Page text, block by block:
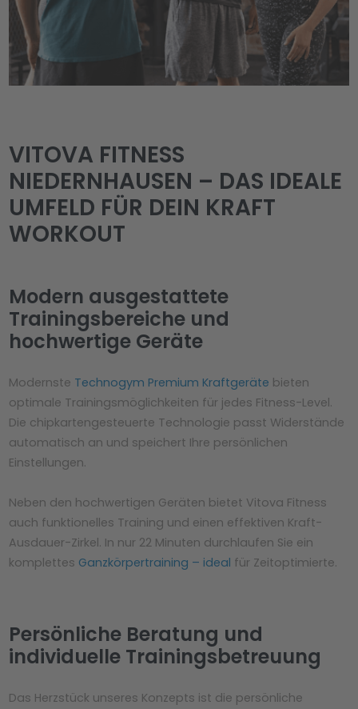
VITOVA FITNESS
NIEDERNHAUSEN – DAS IDEALE
UMFELD FÜR DEIN KRAFT
WORKOUT
Modern ausgestattete
Trainingsbereiche und
hochwertige Geräte
Modernste Technogym Premium Kraftgeräte bieten
optimale Trainingsmöglichkeiten für jedes Fitness-Level.
Die chipkartengesteuerte Technologie passt Widerstände
automatisch an und speichert Ihre persönlichen
Einstellungen.
Neben den hochwertigen Geräten bietet Vitova Fitness
auch funktionelles Training und einen effektiven Kraft-
Ausdauer-Zirkel. In nur 22 Minuten durchlaufen Sie ein
komplettes Ganzkörpertraining – ideal für Zeitoptimierte.
Persönliche Beratung und
individuelle Trainingsbetreuung
Das Herzstück unseres Konzepts ist die persönliche